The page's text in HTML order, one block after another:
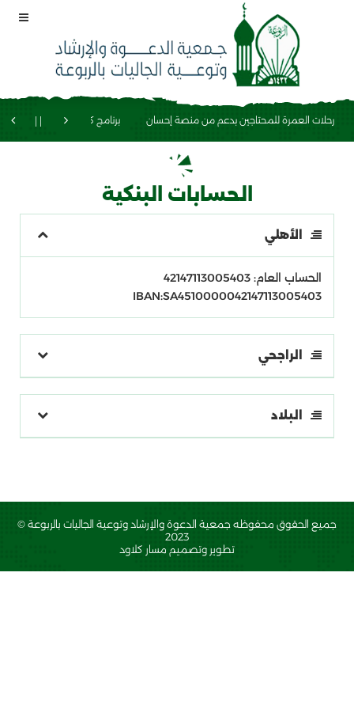
رحلات العمرة للمحتاجين بدعم من منصة إحسان برنامج كسوة الشتاء للجاليات
الحسابات البنكية
الأهلي
الحساب العام: 42147113005403
IBAN:SA4510000042147113005403
الراجحي
البلاد
جميع الحقوق محفوظه جمعية الدعوة والإرشاد وتوعية الجاليات بالربوعة©
2023
تطوير وتصميم مسار كلاود